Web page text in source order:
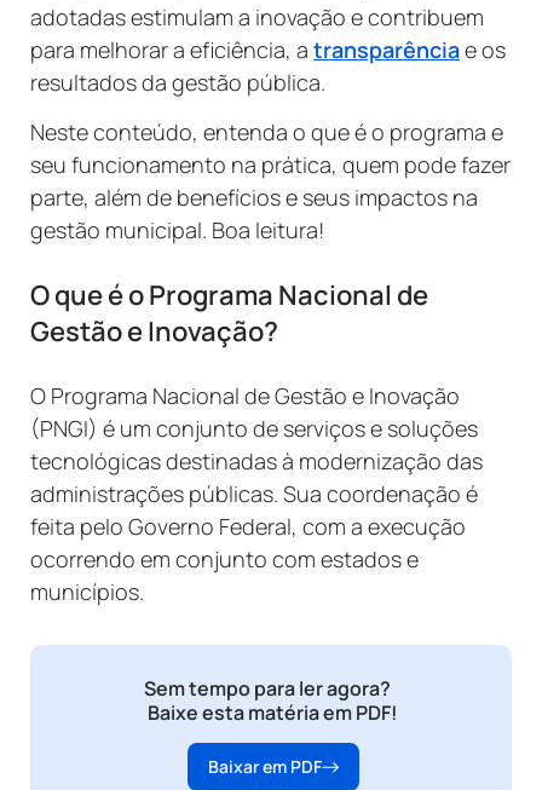
adotadas estimulam a inovação e contribuem
para melhorar a eficiência, a transparênciae os
resultados da gestão pública.
Neste conteúdo, entenda o que é o programa e
seu funcionamento na prática, quem pode fazer
parte, além de benefícios e seus impactos na
gestão municipal. Boa leitura!
O que é o Programa Nacional de
Gestão e Inovação?
O Programa Nacional de Gestão e Inovação
(PNGI) é um conjunto de serviços e soluções
tecnológicas destinadas à modernização das
administrações públicas. Sua coordenação é
feita pelo Governo Federal, com a execução
ocorrendo em conjunto com estados e
municípios.
Sem tempo para ler agora?
Baixe esta matéria em PDF!
Baixar em PDF